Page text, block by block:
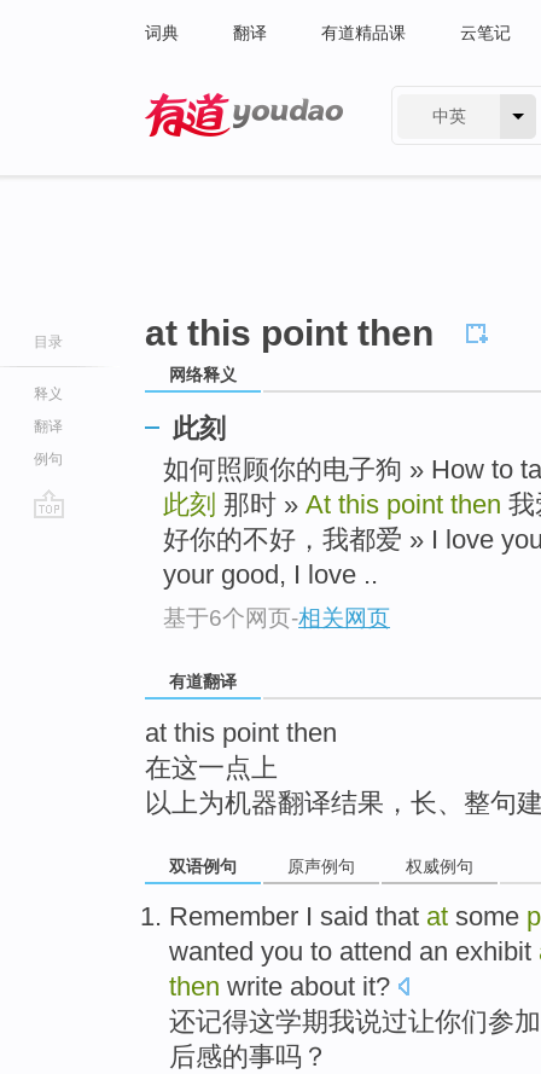
词典 翻译 有道精品课 云笔记
中英
目录
释义
翻译
例句
at this point then
网络释义
此刻
如何照顾你的电子狗 » How to
此刻 那时 » At this point then 我
好你的不好，我都爱 » I love
your good, I love ..
基于6个网页-相关网页
有道翻译
at this point then
在这一点上
以上为机器翻译结果，长、整句
双语例句 原声例句 权威例句
Remember I said that at some
wanted you to attend an exhibit
then write about it?
还记得这学期我说过让你们参加
后感的事吗？